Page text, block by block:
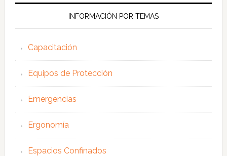
INFORMACIÓN POR TEMAS
Capacitación
Equipos de Protección
Emergencias
Ergonomía
Espacios Confinados